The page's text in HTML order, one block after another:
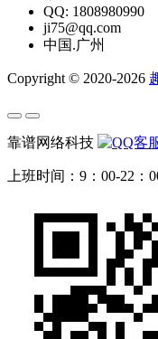
QQ: 1808980990
ji75@qq.com
中国.广州
Copyright © 2020-2026
靠谱网络科技
上班时间：9：00-22：